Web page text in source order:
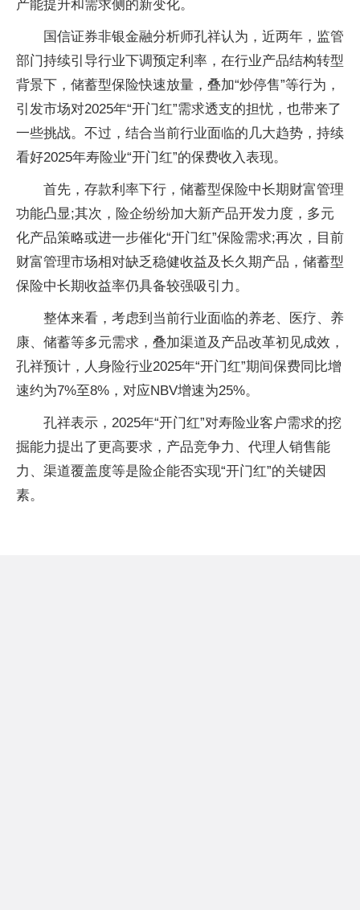
产能提升和需求侧的新变化。
国信证券非银金融分析师孔祥认为，近两年，监管
部门持续引导行业下调预定利率，在行业产品结构转型
背景下，储蓄型保险快速放量，叠加“炒停售”等行为，
引发市场对2025年“开门红”需求透支的担忧，也带来了
一些挑战。不过，结合当前行业面临的几大趋势，持续
看好2025年寿险业“开门红”的保费收入表现。
首先，存款利率下行，储蓄型保险中长期财富管理
功能凸显;其次，险企纷纷加大新产品开发力度，多元
化产品策略或进一步催化“开门红”保险需求;再次，目前
财富管理市场相对缺乏稳健收益及长久期产品，储蓄型
保险中长期收益率仍具备较强吸引力。
整体来看，考虑到当前行业面临的养老、医疗、养
康、储蓄等多元需求，叠加渠道及产品改革初见成效，
孔祥预计，人身险行业2025年“开门红”期间保费同比增
速约为7%至8%，对应NBV增速为25%。
孔祥表示，2025年“开门红”对寿险业客户需求的挖
掘能力提出了更高要求，产品竞争力、代理人销售能
力、渠道覆盖度等是险企能否实现“开门红”的关键因
素。